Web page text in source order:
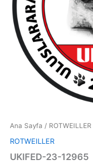
Ana Sayfa / ROTWEILLER
ROTWEILLER
UKIFED-23-12965